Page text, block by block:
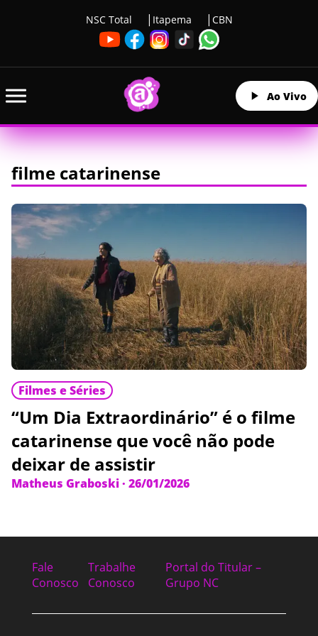
NSC Total Itapema CBN
Ao Vivo
filme catarinense
Filmes e Séries
“Um Dia Extraordinário” é o filme
catarinense que você não pode
deixar de assistir
Matheus Graboski· 26/01/2026
Fale
Conosco
Trabalhe
Conosco
Portal do Titular –
Grupo NC